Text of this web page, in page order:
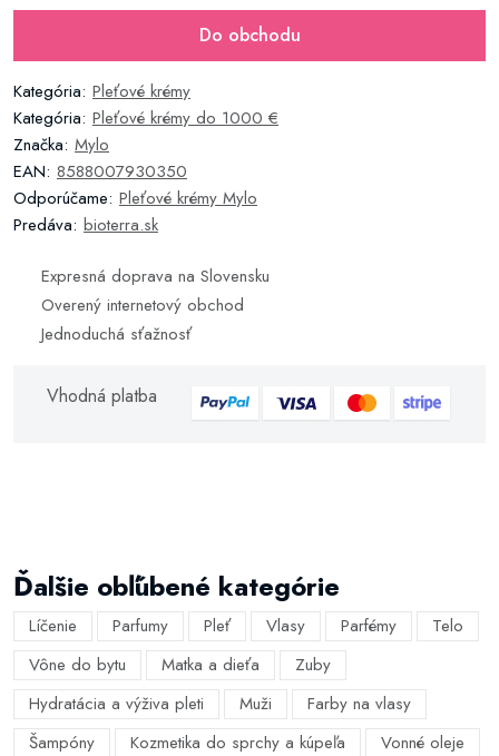
Do obchodu
Kategória: Pleťové krémy
Kategória: Pleťové krémy do 1000 €
Značka: Mylo
EAN: 8588007930350
Odporúčame: Pleťové krémy Mylo
Predáva: bioterra.sk
Expresná doprava na Slovensku
Overený internetový obchod
Jednoduchá sťažnosť
Vhodná platba
Ďalšie obľúbené kategórie
Líčenie Parfumy Pleť Vlasy Parfémy
Telo
Vône do bytu
Matka a dieťa
Zuby
Hydratácia a výživa pleti
Muži
Farby na vlasy
Šampóny
Kozmetika do sprchy a kúpeľa
Vonné oleje